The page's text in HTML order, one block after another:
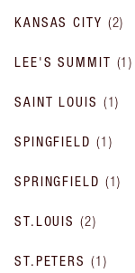
KANSAS CITY (2)
LEE'S SUMMIT (1)
SAINT LOUIS (1)
SPINGFIELD (1 )
SPRINGFIELD (1)
ST.LOUIS (2)
ST.PETERS (1 )